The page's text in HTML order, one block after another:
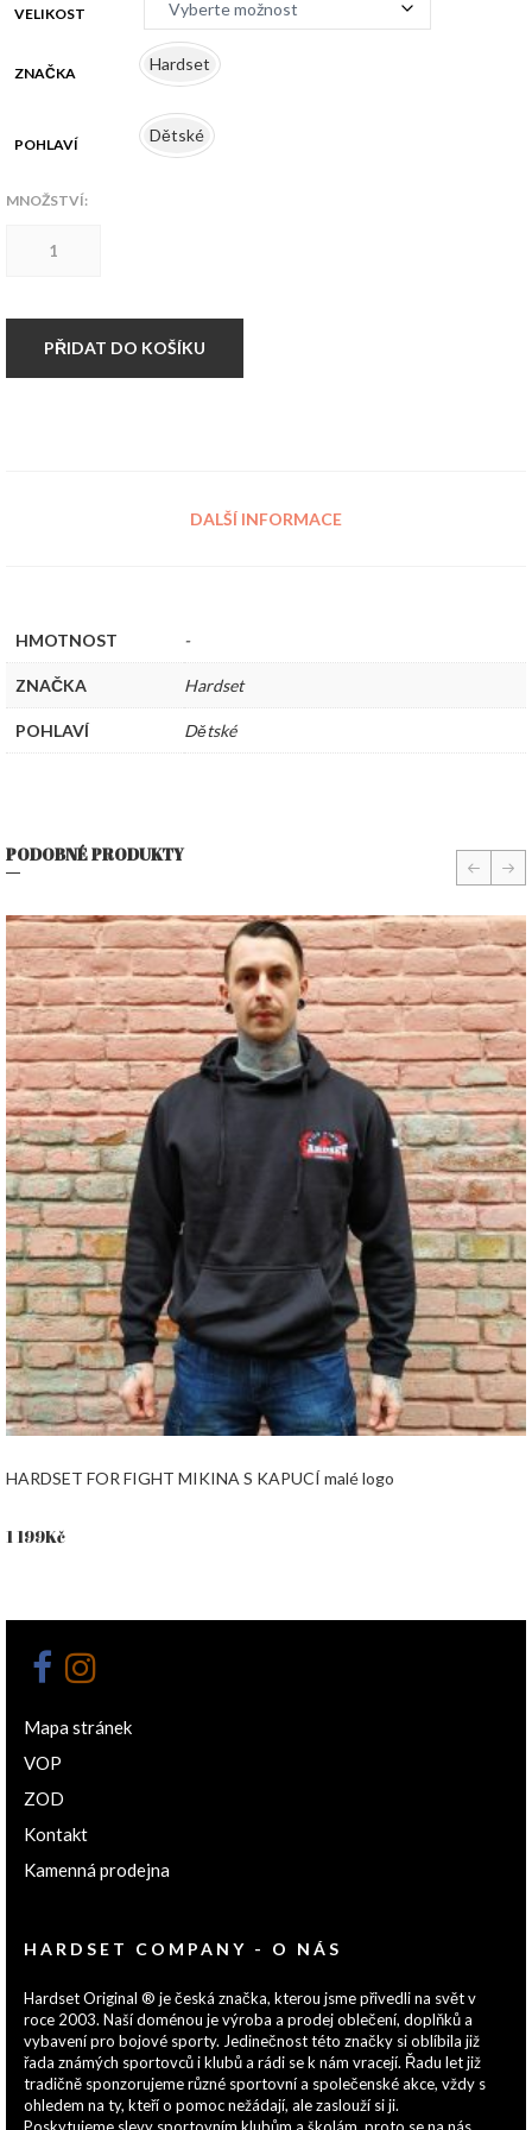
VELIKOST
ZNAČKA Hardset
POHLAVÍ Dětské
MNOŽSTVÍ:
Dětská
množství
PŘIDAT DO KOŠÍKU
DALŠÍ INFORMACE
HMOTNOST -
ZNAČKA Hardset
POHLAVÍ Dětské
PODOBNÉ PRODUKTY
HARDSET FOR FIGHT MIKINA S KAPUCÍ malé logo
1 199Kč
prev
Mapa stránek
VOP
ZOD
Kontakt
Kamenná prodejna
HARDSET COMPANY - O NÁS
Hardset Original ® je česká značka, kterou jsme přivedli na svět v
roce 2003. Naší doménou je výroba a prodej oblečení, doplňků a
vybavení pro bojové sporty. Jedinečnost této značky si oblíbila již
řada známých sportovců i klubů a rádi se k nám vracejí. Řadu let již
tradičně sponzorujeme různé sportovní a společenské akce, vždy s
ohledem na ty, kteří o pomoc nežádají, ale zaslouží si ji.
Poskytujeme slevy sportovním klubům a školám, proto se na nás